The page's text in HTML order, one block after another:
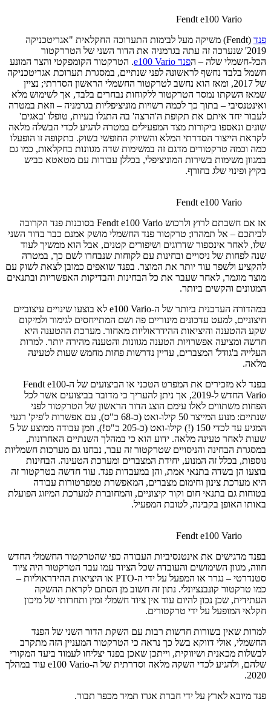
Fendt e100 Vario
פנד
(Fendt) משיקה מעל לבימות התערוכה החקלאית "אגריטכניקה
2019' שנערכה זה עתה בגרמניה את הדור השני של הטררקטור
הכל-חשמלי שלה – הפנד e100 Vario
. הטרקטור הקומפקטי והצר המונע
חשמל בלבד נחשף לראשונה לפני שנתיים, במסגרת תערוכת אגריטכניקה
של 2017, ומאז הוא נחשב לטרקטור החשמלי הראשון הסדרתי; נציין
שמאז השקתו נמסר הטרקטור ללקוחות נבחרים בלבד, אך לשימוש מלא
ואינטנסיבי – בתוך כך לכמה רשויות מוניציפליות בגרמניה – וזאת במטרה
לעבור יחד איתם את תקופת ה'הרצה' בה התגלו בעיות, טופלו 'באגים'
שונים ונאספו ביקורות מצד המפעילים במטרה להגיע לכדי הבשלה מלאה
לקראת הייצור הסדרתי המלא והשיווק החופשי בשוק. בתקופה זו הופעלו
כמה וכמה טרקטורים מדגם זה במשימות שדה מגוונות בחקלאות, כמו גם
במגוון משימות בשירות המוניציפלי, בכללן עבודות עם מטאטא כביש
בקיץ ופינוי שלג בחורף.
Fendt e100 Vario
אז אם חשבתם לרוץ ולרכוש Fendt e100 Vario בסוכנות פנד הקרובה
לביתכם – אל תמהרו; טרקטור פנד החשמלי מושק אמנם כבר בדור השני
שלו, לאחר אינספור שדרוגים ושיפורים קטנים, אבל הוא ממשיך לעוד
שנה לפחות של ניסויים ובחינות עם לקוחות שנבחרו לשם כך, במטרה
להקציע ולשפר עוד יותר את המוצר. בפנד שואפים כמובן לצאת לשוק עם
מוצר מוגמר, לאחר שעבר את כל הבחינות והבדיקות האפשריות ובתנאים
המגוונים והקשים ביותר.
במהדורה העדכנית ביותר של ה-e100 Vario לא בוצעו שינויים עיצוביים
חיצוניים, למעט עדכונים מינוריים פה ושם המתייחסים לגימור ולמיקום
שקע ההטענה והיציאות ההידראוליות מאחור. מערכת ההטענה היא
חדשה ומציעה אפשרויות הטענה מגוונות והטענה מהירה יותר. למרות
העלייה ב'גודל' המצברים, עדיין נדרשות פחות מחמש שעות לטעינה
מלאה.
בפנד לא מזכירים את המפרט הטכני או הביצועים של ה-Fendt e100
Vario החדש ל-2019, אך ניתן להעריך כי מדובר בביצועים אשר לכל
הפחות משתווים לאלו עימם הוצג הדור הראשון של הטרקטור לפני
שנתיים: מנוע המייצר 50 קילו-ואט (כ-68 כ"ס), עם אפשרות ל'פיק' רגעי
המגיע עד לכדי 150 (!) קילו-ואט (כ-205 כ"ס!), וזמן עבודה ממוצע של 5
שעות לאחר טעינה מלאה. ידוע הוא כי במהלך השנתיים האחרונות,
במסגרת הבחינה והניסויים שטרקטור זה עבר, נבחנו גם מערכות חשמליות
נוספות, בכלל זה המנוע, יחידת המצברים ומערכת הטעינה. הבחינות
בוצעו הן בשדה בתנאי אמת, והן במעבדות פנד. עוד חדשה בטרקטור זה
היא מערכת צינון וחימום מצברים, המאפשרת טמפרטורות עבודה
בטוחות גם בתנאי חום וקור קיצוניים, והמחוברת למערכת המיזוג הפועלת
באותו האופן בקבינה, לטובת המפעיל.
Fendt e100 Vario
בפנד מדגישים את אינטנסיביות העבודה כפי שהטרקטור החשמלי החדש
חווה, מגוון השימושים והעובדה שכל הציוד עמו עבד הטרקטור היה ציוד
סטנדרטי – נגרר או המפעל על ידי ה-PTO או היציאות ההידראוליות –
כמו טרקטור קונבנציונלי. נתון זה חשוב מן הסתם לקראת ההשקה
העתידית, שכן נכון להיום עוד אין ציוד חשמלי זמין ותחרותי של מיכון
חקלאי המופעל על ידי טרקטורים.
למרות שאין בשורות חדשות רבות עם השקת הדור השני של הפנד
החשמלי, אולי דווקא בשל כך נראה כי הטרקטור המעניין הזה מתקרב
לבשלות מכאנית ושיווקית, וייתכן שאכן בפנד יצליחו לעמוד ביעד המקורי
שלהם, ולהגיע לכדי השקה מלאה וסדרתית של ה-e100 Vario עוד במהלך
2020.
פנד מיובא לארץ על ידי חברת אגרו תמיר מכפר תבור.